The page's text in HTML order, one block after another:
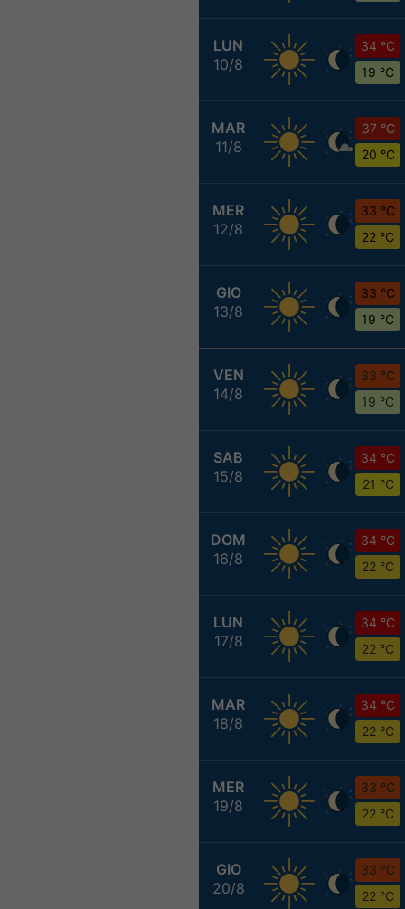
LUN
10/8
34 °C
19 °C
MAR
11/8
37 °C
20 °C
MER
12/8
33 °C
22 °C
GIO
13/8
33 °C
19 °C
VEN
14/8
33 °C
19 °C
SAB
15/8
34 °C
21 °C
DOM
16/8
34 °C
22 °C
LUN
17/8
34 °C
22 °C
MAR
18/8
34 °C
22 °C
MER
19/8
33 °C
22 °C
GIO
20/8
33 °C
22 °C